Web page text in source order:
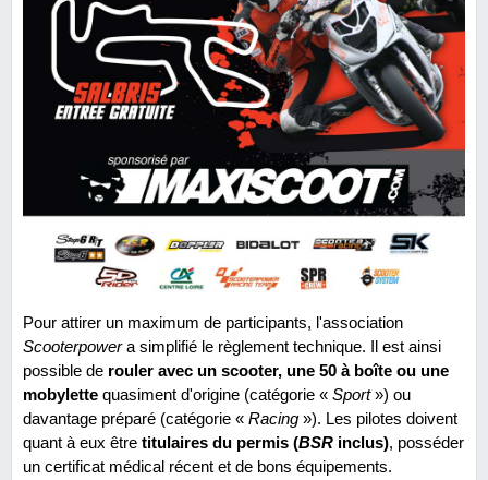
Pour attirer un maximum de participants, l'association
Scooterpowera simplifié le règlement technique. Il est ainsi
possible de rouler avec un scooter, une 50 à boîte ou une
mobylette quasiment d'origine (catégorie « Sport») ou
davantage préparé (catégorie « Racing »). Les pilotes doivent
quant à eux être titulaires du permis (BSR inclus), posséder
un certificat médical récent et de bons équipements.